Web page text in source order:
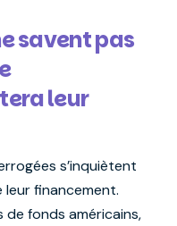
savent pas
leur
s’inquiètent
financement.
de fonds américains,